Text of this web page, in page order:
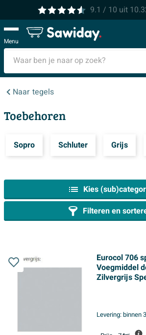
9.1 / 10 uit
Menu
Naar tegels
Toebehoren
Sopro Schluter Grijs
Kies
Filteren en
Eurocol 706
Voegmiddel
Zilvergrijs
Levering:binnen